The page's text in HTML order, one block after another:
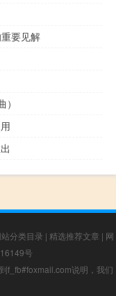
要见解
分类目录 | 精选推荐文章 | 网
号
f_fb#foxmail.com说明，我们